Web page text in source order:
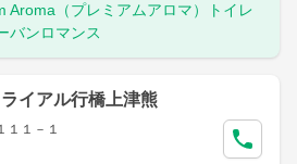
Aroma（プレミアムアロマ）トイレ
バンロマンス
イアル行橋上津熊
１１－１